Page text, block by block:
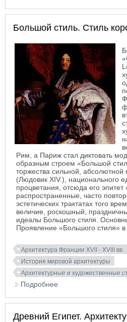
Большой стиль. Стиль
Рим, а Париж стал диктовать
образным строем «Большой
торжества сильной, абсолютной
(Людовик XIV.), национального
процветания, отсюда его
распространенные, часто
эстетических трактатах того
величие, роскошный,
идеалы Большого стиля.
Проявление «Большого стиля» в
Архитектура Франции XVII - XVIII вв.
История мировой архитектуры
Архитектурные и художественные
Подробнее
Древний Египет.